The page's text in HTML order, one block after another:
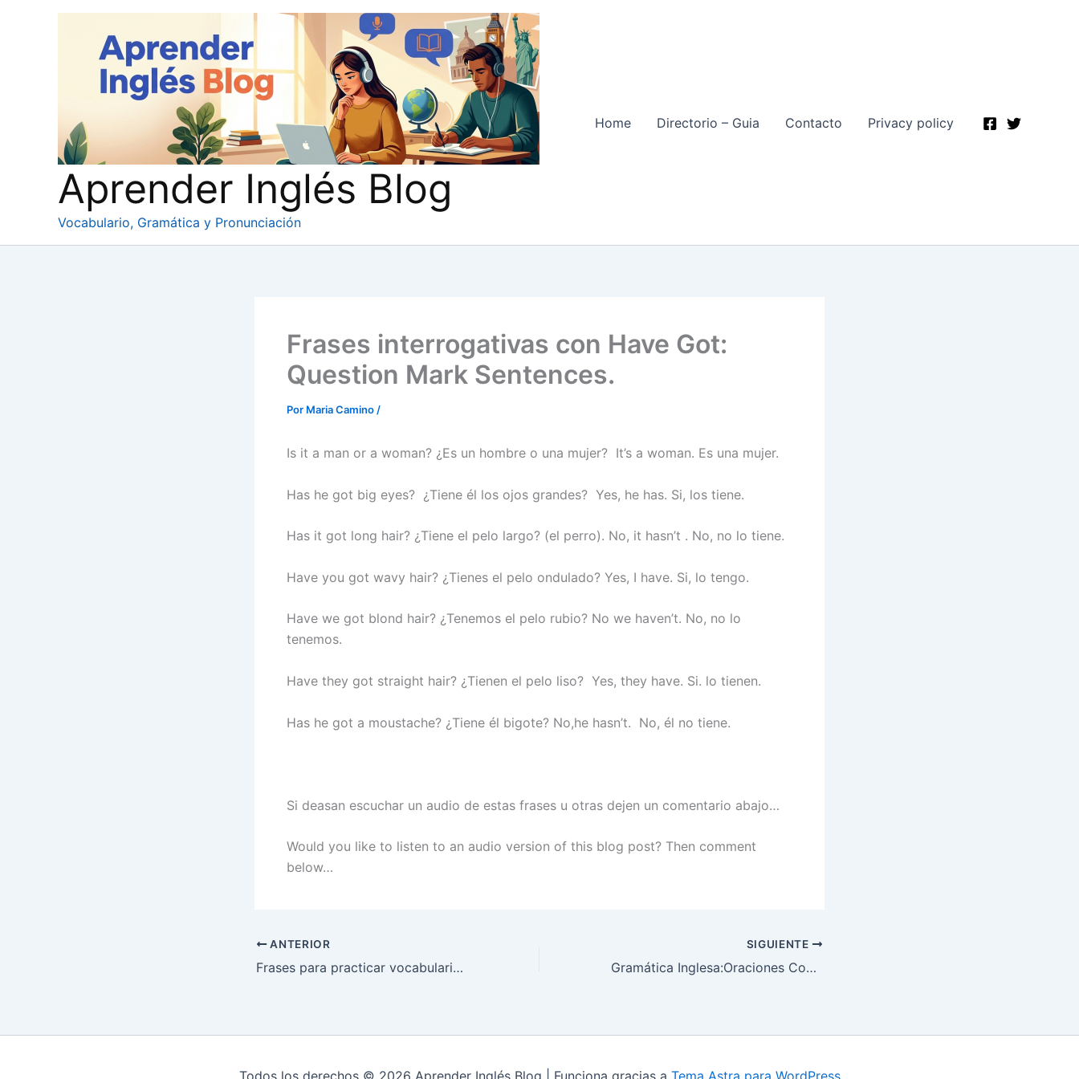
Aprender Inglés Blog
Vocabulario, Gramática y Pronunciación
Home Directorio – Guia Contacto Privacy policy
Frases interrogativas con Have Got:
Question Mark Sentences.
Por Maria Camino /
Is it a man or a woman? ¿Es un hombre o una mujer? It’s a woman. Es una mujer.
Has he got big eyes? ¿Tiene él los ojos grandes? Yes, he has. Si, los tiene.
Has it got long hair? ¿Tiene el pelo largo? (el perro). No, it hasn’t . No, no lo tiene.
Have you got wavy hair? ¿Tienes el pelo ondulado? Yes, I have. Si, lo tengo.
Have we got blond hair? ¿Tenemos el pelo rubio? No we haven’t. No, no lo
tenemos.
Have they got straight hair? ¿Tienen el pelo liso? Yes, they have. Si. lo tienen.
Has he got a moustache? ¿Tiene él bigote? No,he hasn’t. No, él no tiene.
Si deasan escuchar un audio de estas frases u otras dejen un comentario abajo…
Would you like to listen to an audio version of this blog post? Then comment
below…
ANTERIOR
Frases para practicar vocabulario y más vocabulario en inglés
SIGUIENTE
Gramática Inglesa:Oraciones Comparativas.
Todos los derechos © 2026 Aprender Inglés Blog | Funciona gracias a Tema Astra para WordPress